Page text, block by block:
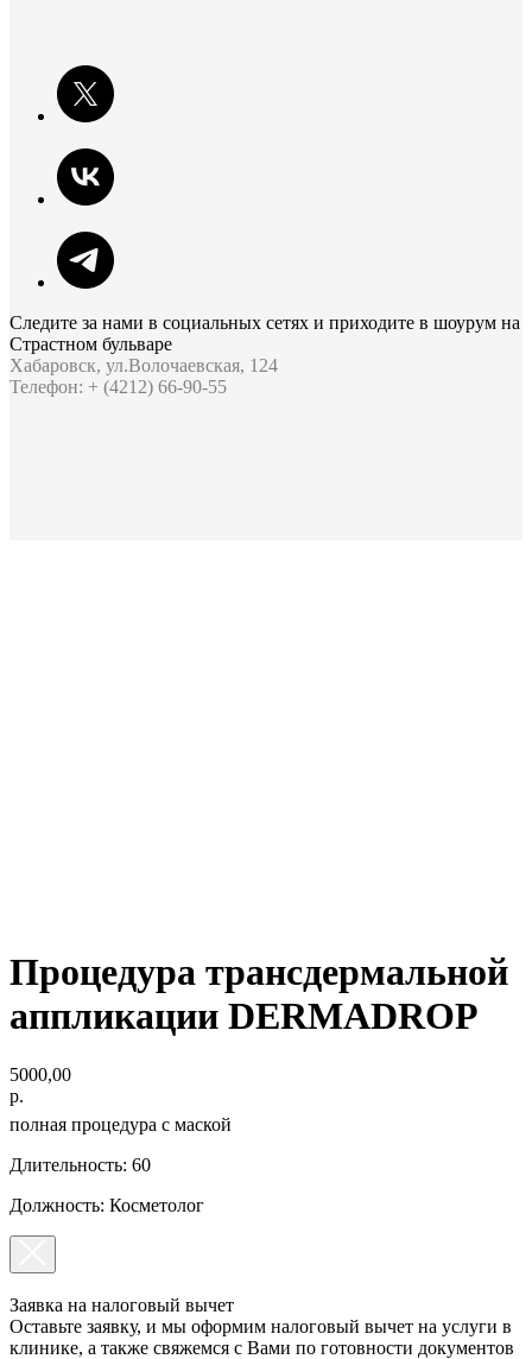
Следите за нами в социальных сетях и приходите в шоурум на
Страстном бульваре
Хабаровск, ул.Волочаевская, 124
Телефон: + (4212) 66-90-55
Процедура трансдермальной
аппликации DERMADROP
5000,00
р.
полная процедура с маской
Длительность: 60
Должность: Косметолог
Заявка на налоговый вычет
Оставьте заявку, и мы оформим налоговый вычет на услуги в
клинике, а также свяжемся с Вами по готовности документов